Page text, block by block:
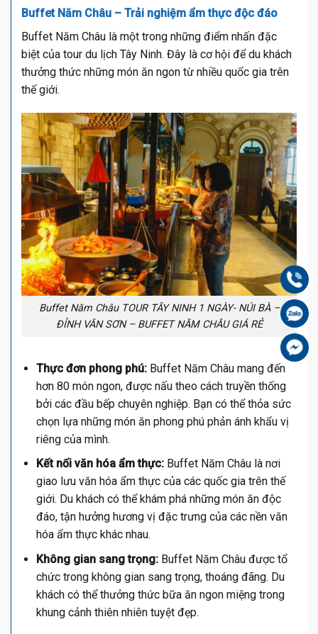
Buffet Năm Châu – Trải nghiệm ẩm thực độc đáo
Buffet Năm Châu là một trong những điểm nhấn đặc
biệt của tour du lịch Tây Ninh. Đây là cơ hội để du khách
thưởng thức những món ăn ngon từ nhiều quốc gia trên
thế giới.
Buffet Năm Châu TOUR TÂY NINH 1 NGÀY- NÚI BÀ –
ĐỈNH VÂN SƠN – BUFFET NĂM CHÂU GIÁ RẺ
Thực đơn phong phú:Buffet Năm Châu mang đến
hơn 80 món ngon, được nấu theo cách truyền thống
bởi các đầu bếp chuyên nghiệp. Bạn có thể thỏa sức
chọn lựa những món ăn phong phú phản ánh khẩu vị
riêng của mình.
Kết nối văn hóa ẩm thực:Buffet Năm Châu là nơi
giao lưu văn hóa ẩm thực của các quốc gia trên thế
giới. Du khách có thể khám phá những món ăn độc
đáo, tận hưởng hương vị đặc trưng của các nền văn
hóa ẩm thực khác nhau.
Không gian sang trọng:Buffet Năm Châu được tổ
chức trong không gian sang trọng, thoáng đãng. Du
khách có thể thưởng thức bữa ăn ngon miệng trong
khung cảnh thiên nhiên tuyệt đẹp.